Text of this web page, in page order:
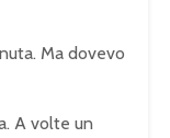
Ma dovevo
A volte un